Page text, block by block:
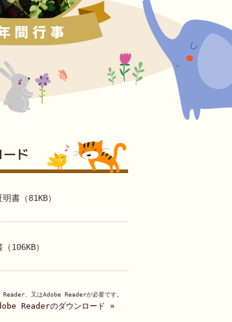
書（81KB）
106KB）
、又はAdobe Readerが必要です。
Readerのダウンロード »